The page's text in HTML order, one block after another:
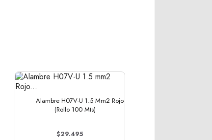
Alambre H07V-U 1.5 Mm2 Rojo
(Rollo 100 Mts)
$29.495